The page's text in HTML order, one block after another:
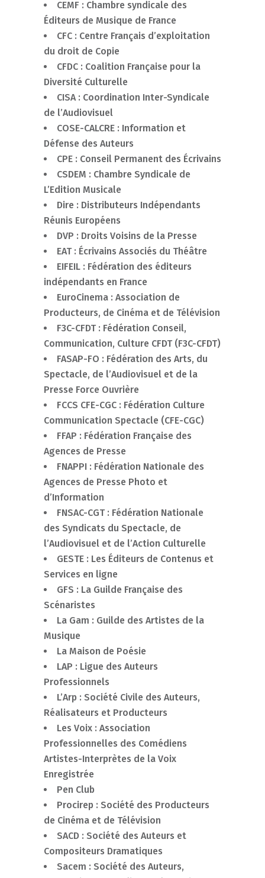
CEMF : Chambre syndicale des
Éditeurs de Musique de France
CFC : Centre Français d’exploitation
du droit de Copie
CFDC : Coalition Française pour la
Diversité Culturelle
CISA : Coordination Inter-Syndicale
de l’Audiovisuel
COSE-CALCRE : Information et
Défense des Auteurs
CPE : Conseil Permanent des Écrivains
CSDEM : Chambre Syndicale de
L’Edition Musicale
Dire : Distributeurs Indépendants
Réunis Européens
DVP : Droits Voisins de la Presse
EAT : Écrivains Associés du Théâtre
EIFEIL : Fédération des éditeurs
indépendants en France
EuroCinema : Association de
Producteurs, de Cinéma et de Télévision
F3C-CFDT : Fédération Conseil,
Communication, Culture CFDT (F3C-CFDT)
FASAP-FO : Fédération des Arts, du
Spectacle, de l’Audiovisuel et de la
Presse Force Ouvrière
FCCS CFE-CGC : Fédération Culture
Communication Spectacle (CFE-CGC)
FFAP : Fédération Française des
Agences de Presse
FNAPPI : Fédération Nationale des
Agences de Presse Photo et
d’Information
FNSAC-CGT : Fédération Nationale
des Syndicats du Spectacle, de
l’Audiovisuel et de l’Action Culturelle
GESTE : Les Éditeurs de Contenus et
Services en ligne
GFS : La Guilde Française des
Scénaristes
La Gam : Guilde des Artistes de la
Musique
La Maison de Poésie
LAP : Ligue des Auteurs
Professionnels
L’Arp : Société Civile des Auteurs,
Réalisateurs et Producteurs
Les Voix : Association
Professionnelles des Comédiens
Artistes-Interprètes de la Voix
Enregistrée
Pen Club
Procirep : Société des Producteurs
de Cinéma et de Télévision
SACD : Société des Auteurs et
Compositeurs Dramatiques
Sacem : Société des Auteurs,